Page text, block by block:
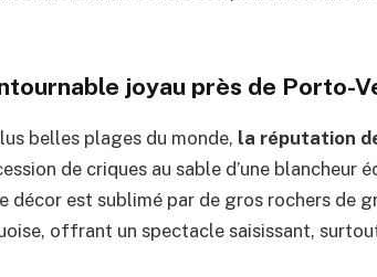
joyau près de Porto-
belles plages du monde, la réputation
de criques au sable d’une blancheur
décor est sublimé par de gros rochers de
offrant un spectacle saisissant,